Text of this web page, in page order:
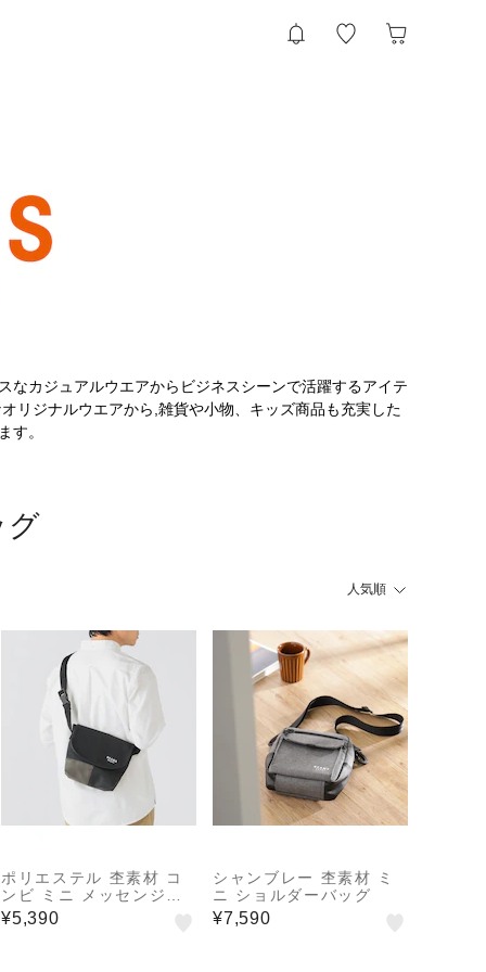
なカジュアルウエアからビジネスシーンで活躍するアイテ
リジナルウエアから,雑貨や小物、キッズ商品も充実した
す。
グ
人気順
ポリエステル 杢素材 コ
ンビ ミニ メッセンジャ
ーバッグ
¥5,390
シャンブレー 杢素材 ミ
ニ ショルダーバッグ
¥7,590